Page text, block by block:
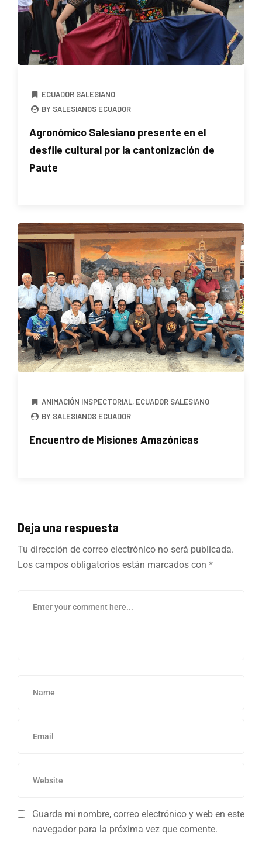
ECUADOR SALESIANO
BY SALESIANOS ECUADOR
Agronómico Salesiano presente en el
desfile cultural por la cantonización de
Paute
ANIMACIÓN INSPECTORIAL, ECUADOR SALESIANO
BY SALESIANOS ECUADOR
Encuentro de Misiones Amazónicas
Deja una respuesta
Tu dirección de correo electrónico no será publicada.
Los campos obligatorios están marcados con *
Guarda mi nombre, correo electrónico y web en este
navegador para la próxima vez que comente.